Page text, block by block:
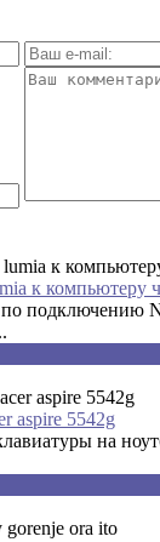
к компьютеру
подключению
aspire 5542g
на